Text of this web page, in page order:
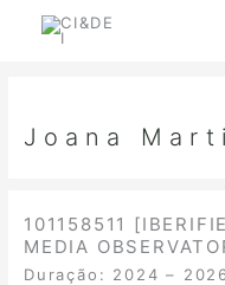
Joana
101158511
MEDIA
Duração: 2024 –